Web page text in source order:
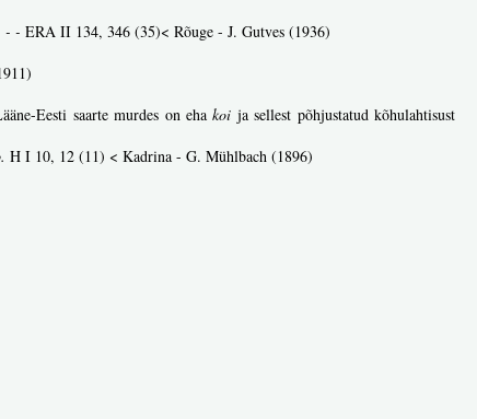
- - ERA II 134, 346 (35)< Rõuge - J. Gutves (1936)
Eesti saarte murdes on ehakoi ja sellest põhjustatud kõhulahtisust
H I 10, 12 (11) < Kadrina - G. Mühlbach (1896)